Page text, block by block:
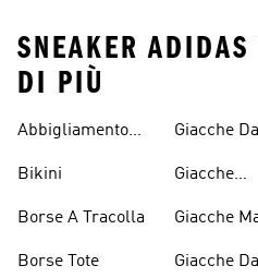
SNEAKER ADIDAS
DI PIÙ
Abbigliamento
Bikini
Borse A Tracolla
Borse Tote
Giacche
Giacche
Giacche
Giacche